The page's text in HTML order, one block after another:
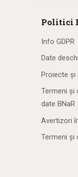
Politici
Info GDPR
Date
Proiecte și
Termeni și
date BNaR
Avertizori
Termeni și